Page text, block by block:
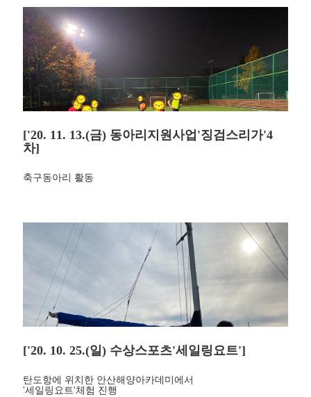
['20. 11. 13.(금) 동아리지원사업'징검스리가'4
차]
축구동아리 활동
['20. 10. 25.(일) 수상스포츠'세일링요트']
탄도항에 위치한 안산해양아카데미에서
'세일링요트'체험 진행